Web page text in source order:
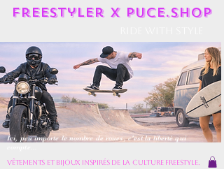
Freestyler X Puce.shop
vêtements et bijoux inspirés de la culture freestyle.
Ici, peu importe le nombre de roues, c'est la liberté qui